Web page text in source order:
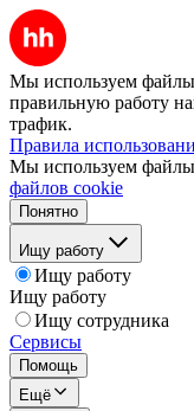
Мы используем файлы
правильную работу
трафик.
Правила
Мы используем
файлов cookie
Понятно
Ищу работу
Ищу работу
Ищу работу
Ищу сотрудника
Сервисы
Помощь
Ещё